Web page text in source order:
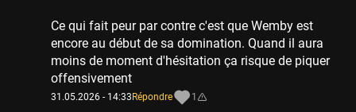
Ce qui fait peur par contre c'est que Wemby est
encore au début de sa domination. Quand il aura
moins de moment d'hésitation ça risque de piquer
offensivement
31.05.2026 - 14:33 Répondre 1